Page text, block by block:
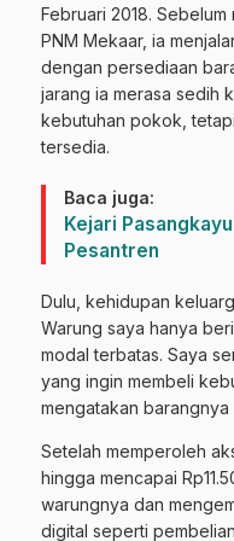
Februari 2018.
PNM Mekaar, ia
dengan persediaan
jarang ia merasa sedih
kebutuhan pokok,
tersedia.
Baca juga:
Kejari
Pesantren
Dulu, kehidupan
Warung saya hanya
modal terbatas. Saya
yang ingin membeli
mengatakan
Setelah memperoleh
hingga mencapai
warungnya dan
digital seperti